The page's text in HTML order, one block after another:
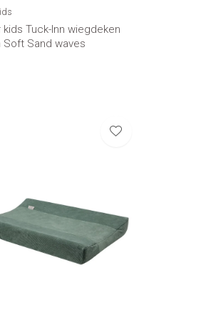
Tuck-Inn wiegdeken
Soft Sand waves